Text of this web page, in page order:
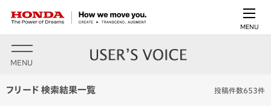
MENU
MENU
フリード 検索結果一覧 投稿件数653件